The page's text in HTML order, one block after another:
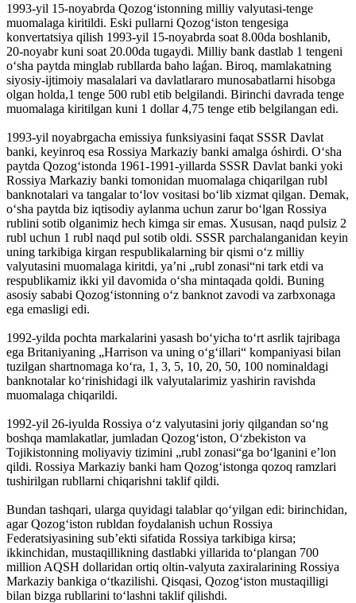
1993-yil 15-noyabrda Qozogʻistonning milliy valyutasi-tenge
muomalaga kiritildi. Eski pullarni Qozogʻiston tengesiga
konvertatsiya qilish 1993-yil 15-noyabrda soat 8.00da boshlanib,
20-noyabr kuni soat 20.00da tugaydi. Milliy bank dastlab 1 tengeni
oʻsha paytda minglab rubllarda baho laǵan. Biroq, mamlakatning
siyosiy-ijtimoiy masalalari va davlatlararo munosabatlarni hisobga
olgan holda,1 tenge 500 rubl etib belgilandi. Birinchi davrada tenge
muomalaga kiritilgan kuni 1 dollar 4,75 tenge etib belgilangan edi.
1993-yil noyabrgacha emissiya funksiyasini faqat SSSR Davlat
banki, keyinroq esa Rossiya Markaziy banki amalga óshirdi. Oʻsha
paytda Qozogʻistonda 1961-1991-yillarda SSSR Davlat banki yoki
Rossiya Markaziy banki tomonidan muomalaga chiqarilgan rubl
banknotalari va tangalar toʻlov vositasi boʻlib xizmat qilgan. Demak,
oʻsha paytda biz iqtisodiy aylanma uchun zarur boʻlgan Rossiya
rublini sotib olganimiz hech kimga sir emas. Xususan, naqd pulsiz 2
rubl uchun 1 rubl naqd pul sotib oldi. SSSR parchalanganidan keyin
uning tarkibiga kirgan respublikalarning bir qismi oʻz milliy
valyutasini muomalaga kiritdi, yaʼni „rubl zonasi“ni tark etdi va
respublikamiz ikki yil davomida oʻsha mintaqada qoldi. Buning
asosiy sababi Qozogʻistonning oʻz banknot zavodi va zarbxonaga
ega emasligi edi.
1992-yilda pochta markalarini yasash boʻyicha toʻrt asrlik tajribaga
ega Britaniyaning „Harrison va uning oʻgʻillari“ kompaniyasi bilan
tuzilgan shartnomaga koʻra, 1, 3, 5, 10, 20, 50, 100 nominaldagi
banknotalar koʻrinishidagi ilk valyutalarimiz yashirin ravishda
muomalaga chiqarildi.
1992-yil 26-iyulda Rossiya oʻz valyutasini joriy qilgandan soʻng
boshqa mamlakatlar, jumladan Qozogʻiston, Oʻzbekiston va
Tojikistonning moliyaviy tizimini „rubl zonasi“ga boʻlganini eʼlon
qildi. Rossiya Markaziy banki ham Qozogʻistonga qozoq ramzlari
tushirilgan rubllarni chiqarishni taklif qildi.
Bundan tashqari, ularga quyidagi talablar qoʻyilgan edi: birinchidan,
agar Qozogʻiston rubldan foydalanish uchun Rossiya
Federatsiyasining sub’ekti sifatida Rossiya tarkibiga kirsa;
ikkinchidan, mustaqillikning dastlabki yillarida toʻplangan 700
million AQSH dollaridan ortiq oltin-valyuta zaxiralarining Rossiya
Markaziy bankiga oʻtkazilishi. Qisqasi, Qozogʻiston mustaqilligi
bilan bizga rubllarini toʻlashni taklif qilishdi.